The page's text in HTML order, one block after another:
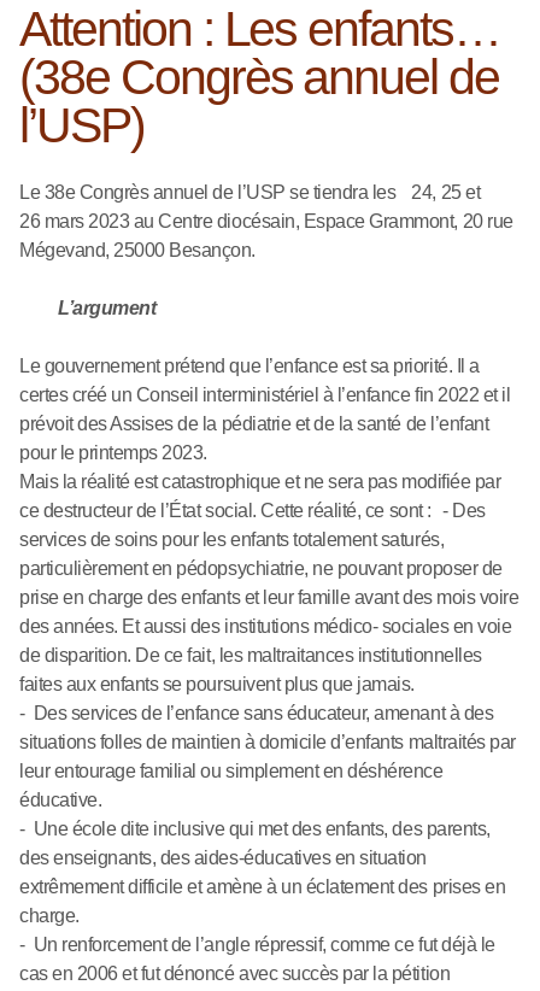
Attention : Les enfants…
(38e Congrès annuel de
l’USP)
Le 38e Congrès annuel de l’USP se tiendra les 24, 25 et
26 mars 2023 au Centre diocésain, Espace Grammont, 20 rue
Mégevand, 25000 Besançon.
L’argument
Le gouvernement prétend que l’enfance est sa priorité. Il a
certes créé un Conseil interministériel à l’enfance fin 2022 et il
prévoit des Assises de la pédiatrie et de la santé de l’enfant
pour le printemps 2023.
Mais la réalité est catastrophique et ne sera pas modifiée par
ce destructeur de l’État social. Cette réalité, ce sont : - Des
services de soins pour les enfants totalement saturés,
particulièrement en pédopsychiatrie, ne pouvant proposer de
prise en charge des enfants et leur famille avant des mois voire
des années. Et aussi des institutions médico- sociales en voie
de disparition. De ce fait, les maltraitances institutionnelles
faites aux enfants se poursuivent plus que jamais.
- Des services de l’enfance sans éducateur, amenant à des
situations folles de maintien à domicile d’enfants maltraités par
leur entourage familial ou simplement en déshérence
éducative.
- Une école dite inclusive qui met des enfants, des parents,
des enseignants, des aides-éducatives en situation
extrêmement difficile et amène à un éclatement des prises en
charge.
- Un renforcement de l’angle répressif, comme ce fut déjà le
cas en 2006 et fut dénoncé avec succès par la pétition